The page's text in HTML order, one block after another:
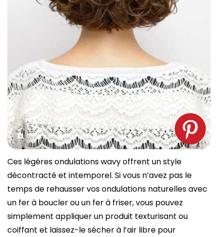
Coupe courte et wavy. Source : spm
Ces légères ondulations wavy offrent un style
décontracté et intemporel. Si vous n’avez pas le
temps de rehausser vos ondulations naturelles avec
un fer à boucler ou un fer à friser, vous pouvez
simplement appliquer un produit texturisant ou
coiffant et laissez-le sécher à l’air libre pour